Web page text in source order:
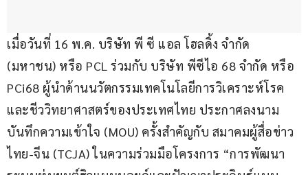
เมื่อวันที่ 16 พ.ค. บริษัท พี ซี แอล โฮลดิ้ง จำกัด
(มหาชน) หรือ PCL ร่วมกับ บริษัท พีซีไอ 68 จำกัด หรือ
PCi68 ผู้นำด้านนวัตกรรมเทคโนโลยีการวิเคราะห์โรค
และชีววิทยาศาสตร์ของประเทศไทย ประกาศลงนาม
บันทึกความเข้าใจ (MOU) ครั้งสำคัญกับ สมาคมผู้สื่อข่าว
ไทย-จีน (TCJA) ในความร่วมมือโครงการ “การพัฒนา